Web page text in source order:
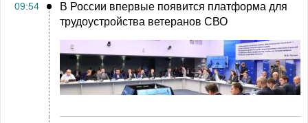
09:54
В России впервые появится платформа для
трудоустройства ветеранов СВО